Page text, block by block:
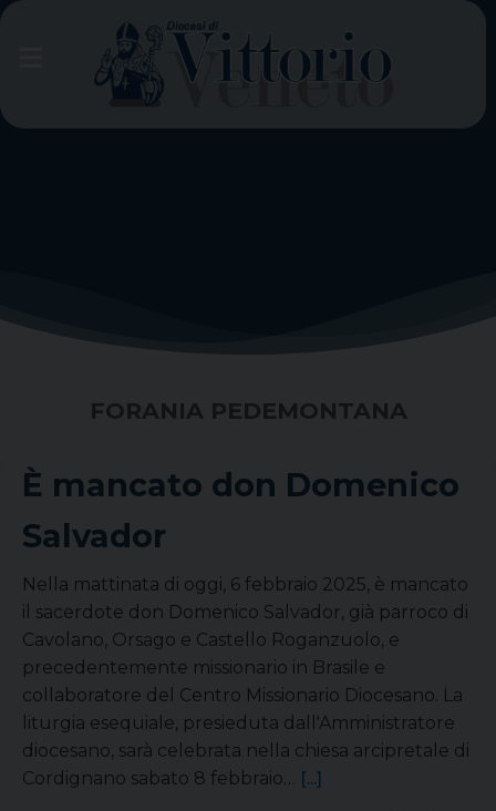
Skip
FORANIA PEDEMONTANA
È mancato don Domenico
Salvador
Nella mattinata di oggi, 6 febbraio 2025, è mancato
il sacerdote don Domenico Salvador, già parroco di
Cavolano, Orsago e Castello Roganzuolo, e
precedentemente missionario in Brasile e
collaboratore del Centro Missionario Diocesano. La
liturgia esequiale, presieduta dall'Amministratore
diocesano, sarà celebrata nella chiesa arcipretale di
Cordignano sabato 8 febbraio… [...]